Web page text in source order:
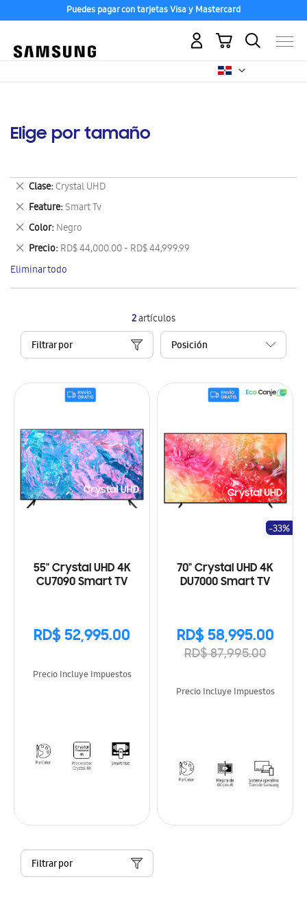
Puedes pagar con tarjetas Visa y Mastercard
Mi carrito
Elige por tamaño
2artículos
Filtrar por
55" Crystal UHD 4K
CU7090 Smart TV
RD$ 52,995.00
Precio Incluye Impuestos
70" Crystal UHD 4K
DU7000 Smart TV
RD$ 58,995.00
RD$ 87,995.00
-33%
Precio Incluye Impuestos
Filtrar por
Clase Crystal UHD
Eliminar
este
artículo
Feature Smart Tv
Eliminar
este
artículo
Color Negro
Eliminar
este
artículo
Precio RD$ 44,000.00 - RD$ 44,999.99
Eliminar
este
artículo
Eliminar todo